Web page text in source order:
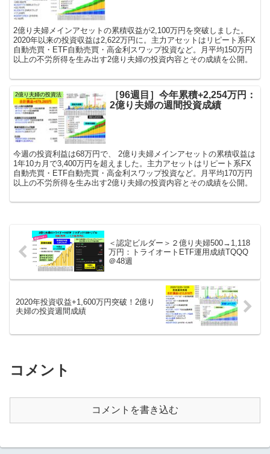
2億り夫婦メインアセットの累積収益が2,100万円を突破しました。
2020年以来の投資収益は2,622万円に。主力アセットはリピート系FX
自動売買・ETF自動売買・高金利スワップ投資など。月平均150万円
以上の不労所得を生み出す2億り夫婦の投資内容とその成績を公開。
2億り夫婦の投資法
［96週目］今年累積+2,254万円：
2億り夫婦の週間投資成績
今週の投資利益は68万円で、 2億り夫婦メインアセットの累積収益は
1年10カ月で3,400万円を超えました。主力アセットはリピート系FX
自動売買・ETF自動売買・高金利スワップ投資など。月平均170万円
以上の不労所得を生み出す2億り夫婦の投資内容とその成績を公開。
＜認定ビルダー＞２億り夫婦500→1,118
万円：トライオートETF運用成績TQQQ
＠48週
2020年投資収益+1,600万円突破！2億り
夫婦の投資週間成績
コメント
コメントを書き込む